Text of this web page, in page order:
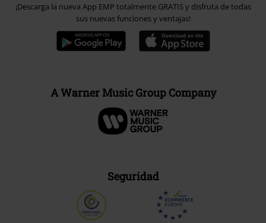
¡Descarga la nueva App EMP totalmente GRATIS y disfruta de todas
sus nuevas funciones y ventajas!
A Warner Music Group Company
Seguridad